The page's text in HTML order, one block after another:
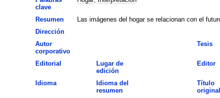
clave
Resumen
Las imágenes del hogar se relacionan con el
Dirección
Autor
corporativo
Tesis
Editorial
Lugar de
edición
Editor
Idioma
Idioma del
resumen
Título
original